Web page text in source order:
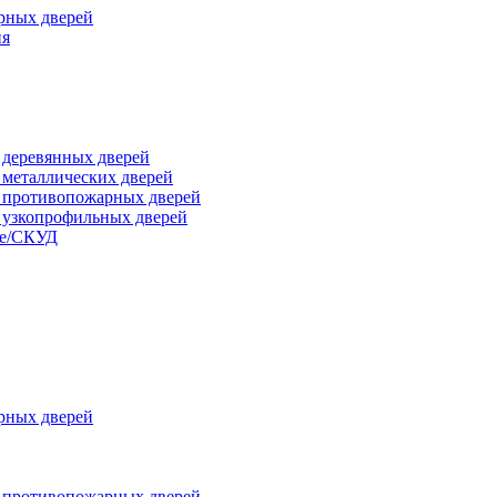
дверей
дверей
дверей
дверей
дверей
СКУД
дверей